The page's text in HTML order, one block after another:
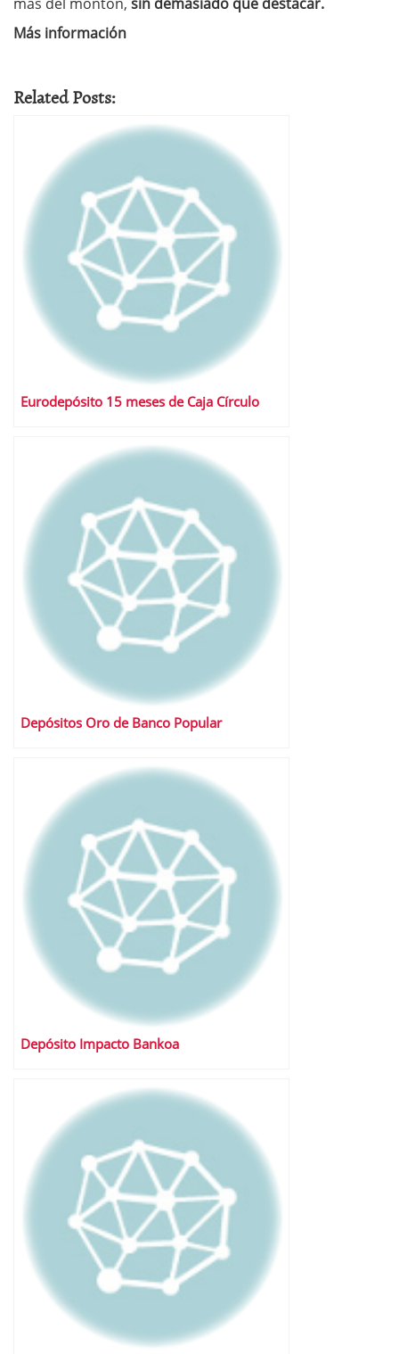
Más información
Related Posts:
Eurodepósito 15 meses de Caja Círculo
Depósitos Oro de Banco Popular
Depósito Impacto Bankoa